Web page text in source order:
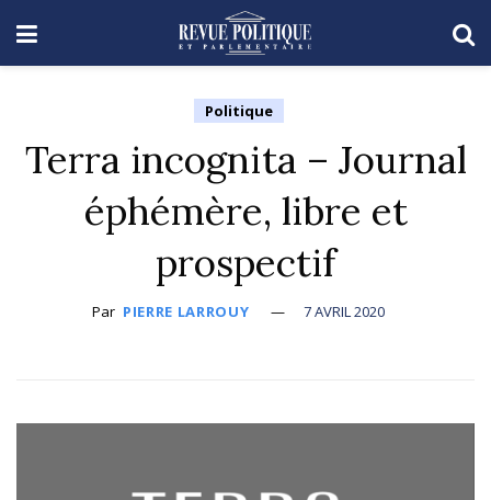
Politique
Terra incognita – Journal
éphémère, libre et
prospectif
Par PIERRE LARROUY 7 AVRIL 2020